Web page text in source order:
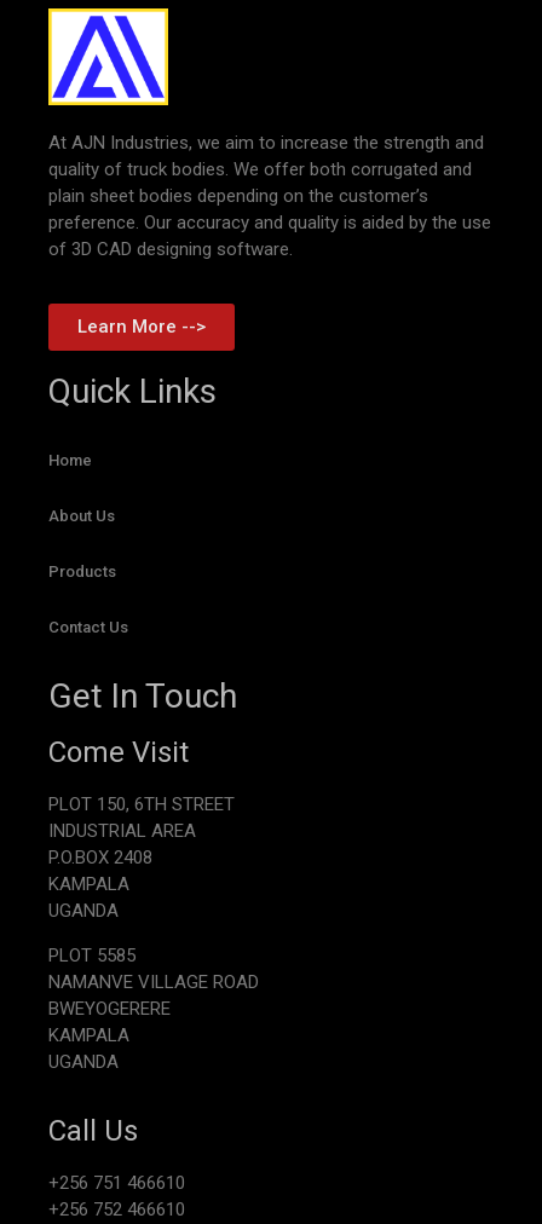
At AJN Industries, we aim to increase the strength and
quality of truck bodies. We offer both corrugated and
plain sheet bodies depending on the customer’s
preference. Our accuracy and quality is aided by the use
of 3D CAD designing software.
Learn More -->
Quick Links
Home
About Us
Products
Contact Us
Get In Touch
Come Visit
PLOT 150, 6TH STREET
INDUSTRIAL AREA
P.O.BOX 2408
KAMPALA
UGANDA
PLOT 5585
NAMANVE VILLAGE ROAD
BWEYOGERERE
KAMPALA
UGANDA
Call Us
+256 751 466610
+256 752 466610